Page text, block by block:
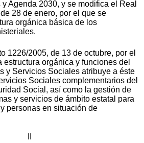
Agenda 2030, y se modifica el Real
28 de enero, por el que se
orgánica básica de los
1226/2005, de 13 de octubre, por el
estructura orgánica y funciones del
y Servicios Sociales atribuye a éste
Sociales complementarios del
Social, así como la gestión de
y servicios de ámbito estatal para
personas en situación de